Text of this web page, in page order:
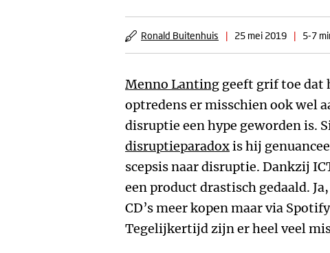
Ronald Buitenhuis | 25 mei 2019 | 5-7
Menno Lanting geeft grif toe dat
optredens er misschien ook wel
disruptie een hype geworden is.
disruptieparadoxis hij
scepsis naar disruptie. Dankzij
een product drastisch gedaald.
CD’s meer kopen maar via
Tegelijkertijd zijn er heel veel